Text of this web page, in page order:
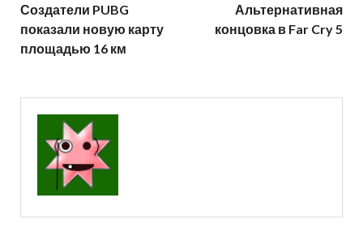
Создатели PUBG
показали новую карту
площадью 16 км
Альтернативная
концовка в Far Cry 5